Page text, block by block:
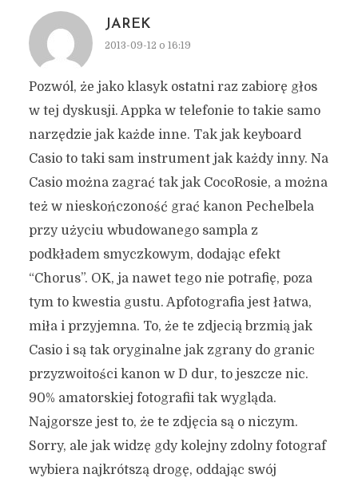
JAREK
2013-09-12 o 16:19
Pozwól, że jako klasyk ostatni raz zabiorę głos
w tej dyskusji. Appka w telefonie to takie samo
narzędzie jak każde inne. Tak jak keyboard
Casio to taki sam instrument jak każdy inny. Na
Casio można zagrać tak jak CocoRosie, a można
też w nieskończoność grać kanon Pechelbela
przy użyciu wbudowanego sampla z
podkładem smyczkowym, dodając efekt
“Chorus”. OK, ja nawet tego nie potrafię, poza
tym to kwestia gustu. Apfotografia jest łatwa,
miła i przyjemna. To, że te zdjecią brzmią jak
Casio i są tak oryginalne jak zgrany do granic
przyzwoitości kanon w D dur, to jeszcze nic.
90% amatorskiej fotografii tak wygląda.
Najgorsze jest to, że te zdjęcia są o niczym.
Sorry, ale jak widzę gdy kolejny zdolny fotograf
wybiera najkrótszą drogę, oddając swój